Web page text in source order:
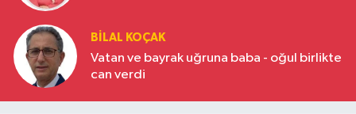
BILAL KOÇAK
Vatan ve bayrak uğruna baba - oğul birlikte
can verdi